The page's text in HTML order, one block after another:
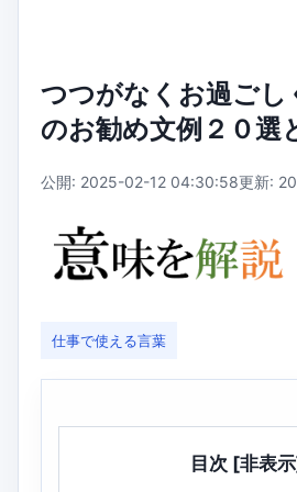
つつがなくお過ごし
のお勧め文例２０選
公開: 2025-02-12 04:30:58更新:
仕事で使える言葉
目次 [非表